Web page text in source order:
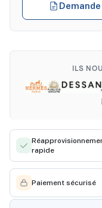
ILS
rapide
Paiement sécurisé